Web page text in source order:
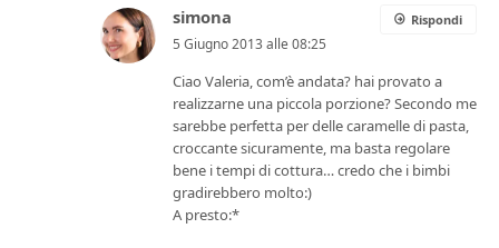
simona
5 Giugno 2013 alle 08:25
Ciao Valeria, com’è andata? hai provato a
realizzarne una piccola porzione? Secondo me
sarebbe perfetta per delle caramelle di pasta,
croccante sicuramente, ma basta regolare
bene i tempi di cottura… credo che i bimbi
gradirebbero molto:)
A presto:*
Rispondi